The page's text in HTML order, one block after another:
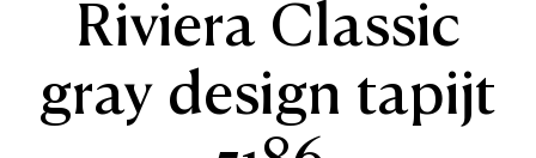
Riviera Classic
gray design tapijt